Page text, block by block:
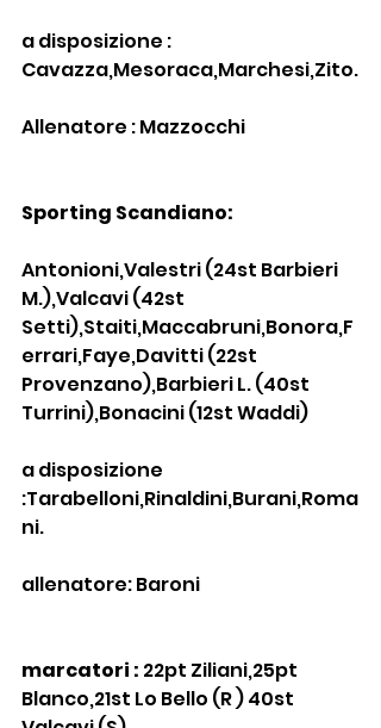
a disposizione :
Cavazza,Mesoraca,Marchesi,Zito.
Allenatore : Mazzocchi
Sporting Scandiano:
Antonioni,Valestri (24st Barbieri
M.),Valcavi (42st
Setti),Staiti,Maccabruni,Bonora,F
errari,Faye,Davitti (22st
Provenzano),Barbieri L. (40st
Turrini),Bonacini (12st Waddi)
a disposizione
:Tarabelloni,Rinaldini,Burani,Roma
ni.
allenatore: Baroni
marcatori : 22pt Ziliani,25pt
Blanco,21st Lo Bello (R ) 40st